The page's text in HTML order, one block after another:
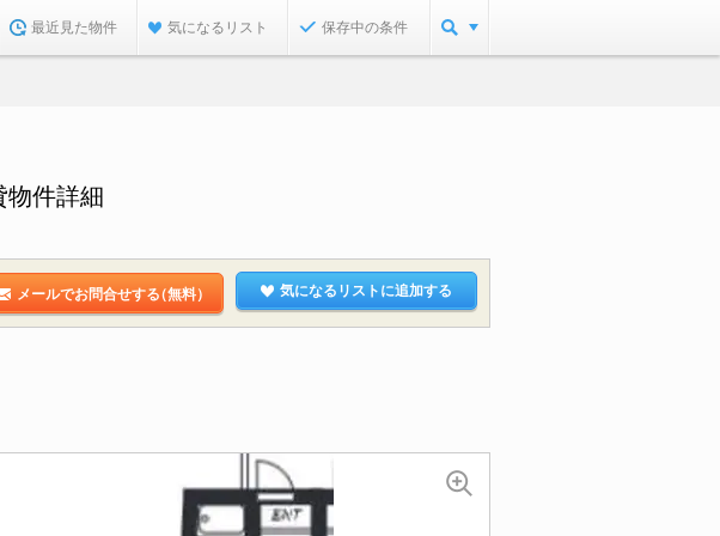
最近見た物件 気になるリスト 保存中の条件
物件詳細
メールでお問合せする（無料） 気になるリストに追加する